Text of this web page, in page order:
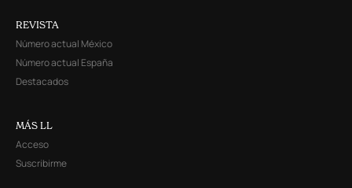
REVISTA
Número actual México
Número actual España
Destacados
MÁS LL
Acceso
Suscribirme